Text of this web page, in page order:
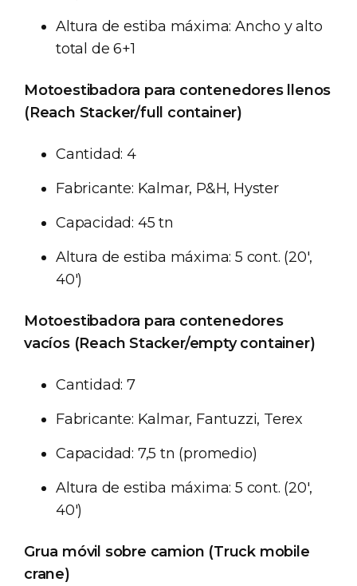
Altura de estiba máxima: Ancho y alto
total de 6+1
Motoestibadora para contenedores llenos
(Reach Stacker/full container)
Cantidad: 4
Fabricante: Kalmar, P&H, Hyster
Capacidad: 45 tn
Altura de estiba máxima: 5 cont. (20',
40')
Motoestibadora para contenedores
vacíos (Reach Stacker/empty container)
Cantidad: 7
Fabricante: Kalmar, Fantuzzi, Terex
Capacidad: 7,5 tn (promedio)
Altura de estiba máxima: 5 cont. (20',
40')
Grua móvil sobre camion (Truck mobile
crane)